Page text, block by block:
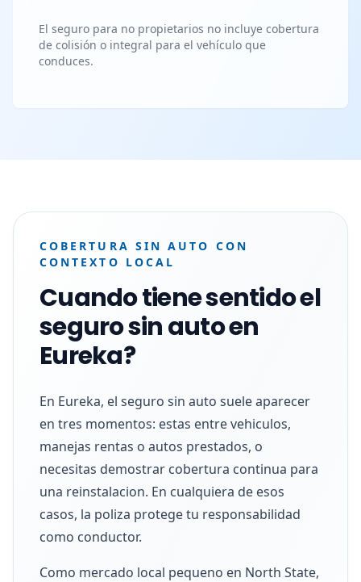
El seguro para no propietarios no incluye cobertura
de colisión o integral para el vehículo que
conduces.
COBERTURA SIN AUTO CON
CONTEXTO LOCAL
Cuando tiene sentido el
seguro sin auto en
Eureka?
En Eureka, el seguro sin auto suele aparecer
en tres momentos: estas entre vehiculos,
manejas rentas o autos prestados, o
necesitas demostrar cobertura continua para
una reinstalacion. En cualquiera de esos
casos, la poliza protege tu responsabilidad
como conductor.
Como mercado local pequeno en North State,